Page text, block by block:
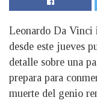
Leonardo Da Vinci
desde este jueves
detalle sobre una
prepara para
muerte del genio